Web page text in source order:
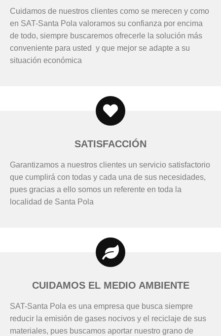
Cuidamos de nuestros clientes como se merecen y como
en SAT-Santa Pola valoramos su confianza por encima
de todo, siempre buscaremos ofrecerle la solución más
conveniente para usted y que mejor se adapte a su
situación económica
SATISFACCIÓN
Garantizamos a nuestros clientes un servicio satisfactorio
que cumplirá con todas y cada una de sus necesidades,
pues gracias a ello somos un referente en toda la
localidad de Santa Pola
CUIDAMOS EL MEDIO AMBIENTE
SAT-Santa Pola es una empresa que busca siempre
reducir la emisión de gases nocivos y el reciclaje de sus
materiales, pues buscamos aportar nuestro grano de